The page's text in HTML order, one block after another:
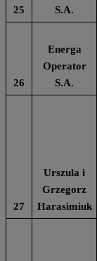
25
S.A.
26
Energa
Operator
S.A.
27
Urszula i
Grzegorz
Harasimiuk